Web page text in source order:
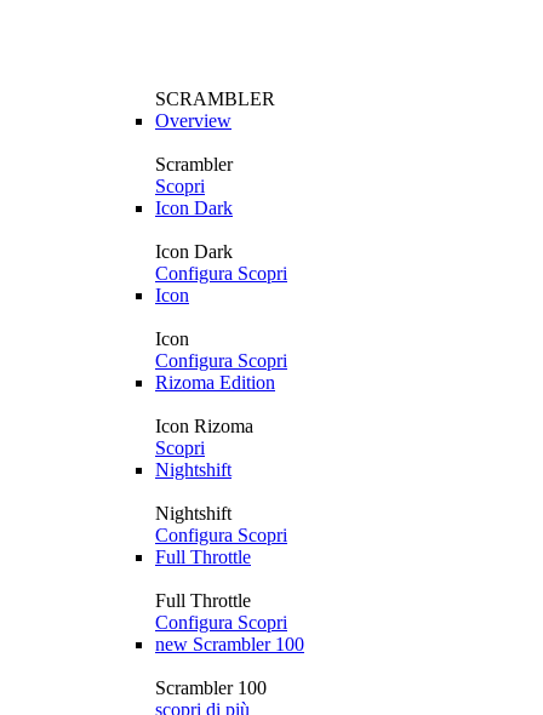
SCRAMBLER
Overview
Scrambler
Scopri
Icon Dark
Icon Dark
Configura Scopri
Icon
Icon
Configura Scopri
Rizoma Edition
Icon Rizoma
Scopri
Nightshift
Nightshift
Configura Scopri
Full Throttle
Full Throttle
Configura Scopri
new Scrambler 100
Scrambler 100
scopri di più